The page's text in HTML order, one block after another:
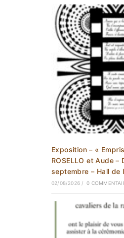
Exposition – «
ROSELLO et Aude –
septembre – Hall de
02/08/2026 / 0